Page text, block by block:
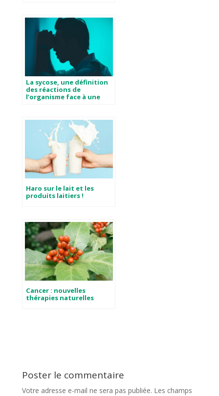
La sycose, une définition
des réactions de
l’organisme face à une
Haro sur le lait et les
produits laitiers !
Cancer : nouvelles
thérapies naturelles
Poster le commentaire
Votre adresse e-mail ne sera pas publiée. Les champs